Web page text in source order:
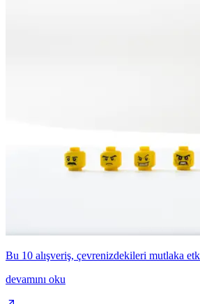
Bu 10 alışveriş, çevrenizdekileri mutlaka
devamını oku